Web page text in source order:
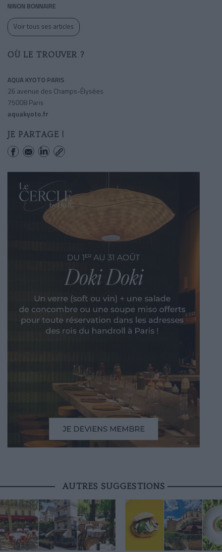
NINON BONNAIRE
Voir tous ses articles
OÙ LE TROUVER ?
AQUA KYOTO PARIS
26 avenue des Champs-Élysées
75008 Paris
aquakyoto.fr
JE PARTAGE !
AUTRES SUGGESTIONS